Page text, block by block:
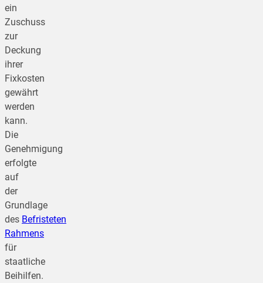
ein
Zuschuss
zur
Deckung
ihrer
Fixkosten
gewährt
werden
kann.
Die
Genehmigung
erfolgte
auf
der
Grundlage
des Befristeten
Rahmens
für
staatliche
Beihilfen.